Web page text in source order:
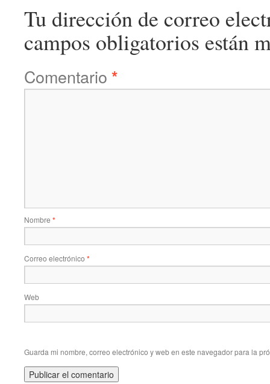
Tu dirección de correo
campos obligatorios están
Comentario *
Nombre *
Correo electrónico *
Web
Guarda mi nombre, correo electrónico y web en este navegador para la